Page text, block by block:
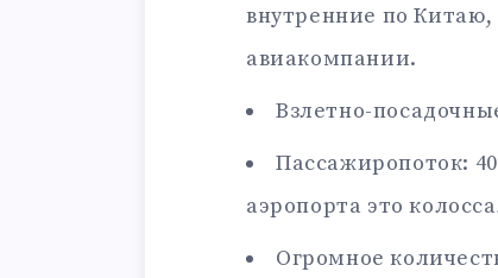
внутренние по
авиакомпании.
Взлетно-
Пассажиропоток:
аэропорта это
Огромное